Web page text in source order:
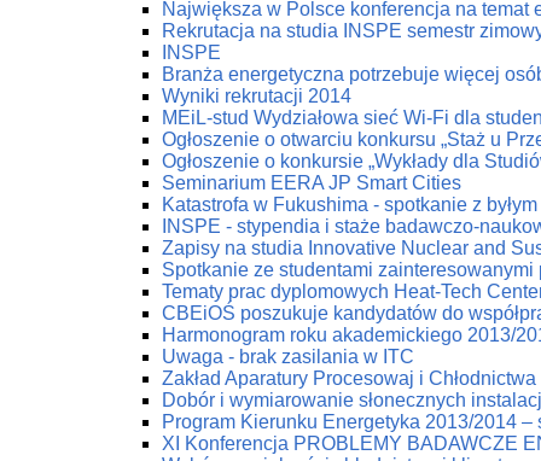
Największa w Polsce konferencja na temat
Rekrutacja na studia INSPE semestr
INSPE
Branża energetyczna potrzebuje więcej
Wyniki rekrutacji 2014
MEiL-stud Wydziałowa sieć Wi-Fi dla
Ogłoszenie o otwarciu konkursu „Staż u
Ogłoszenie o konkursie „Wykłady dla
Seminarium EERA JP Smart Cities
Katastrofa w Fukushima - spotkanie z
INSPE - stypendia i staże badawczo-
Zapisy na studia Innovative Nuclear and
Spotkanie ze studentami
Tematy prac dyplomowych Heat-Tech
CBEiOŚ poszukuje kandydatów do
Harmonogram roku akademickiego 2013/
Uwaga - brak zasilania w ITC
Zakład Aparatury Procesowaj i
Dobór i wymiarowanie słonecznych
Program Kierunku Energetyka 2013/2014
XI Konferencja PROBLEMY BADAWCZE